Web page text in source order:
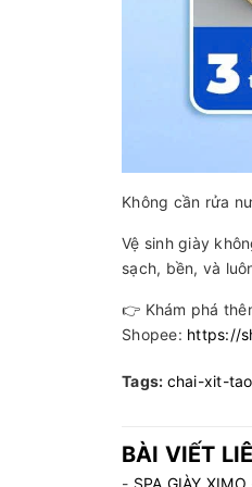
Không cần rửa
Vệ sinh giày
sạch, bền, và
👉 Khám phá
Shopee: https://
Tags: chai-xit-
BÀI VIẾT
- SPA GIÀY